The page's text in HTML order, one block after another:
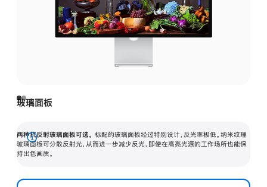
玻璃面板
两种抗反射玻璃面板可选。 标配的玻璃面板经过特别设计，反光率极低。纳米纹理
玻璃面板可分散反射光，从而进一步减少反光，即使在高亮光源的工作场所也能保
持出色画质。
展
开